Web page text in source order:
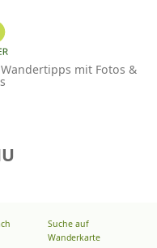
mit Fotos &
Suche auf
Wanderkarte